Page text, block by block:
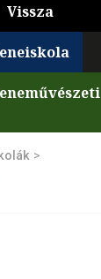
Vissza
>